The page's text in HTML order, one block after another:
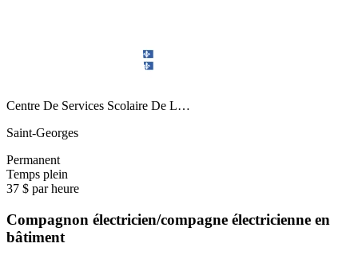
Centre De Services Scolaire De L…
Saint-Georges
Permanent
Temps plein
37 $ par heure
Compagnon électricien/compagne électricienne en
bâtiment